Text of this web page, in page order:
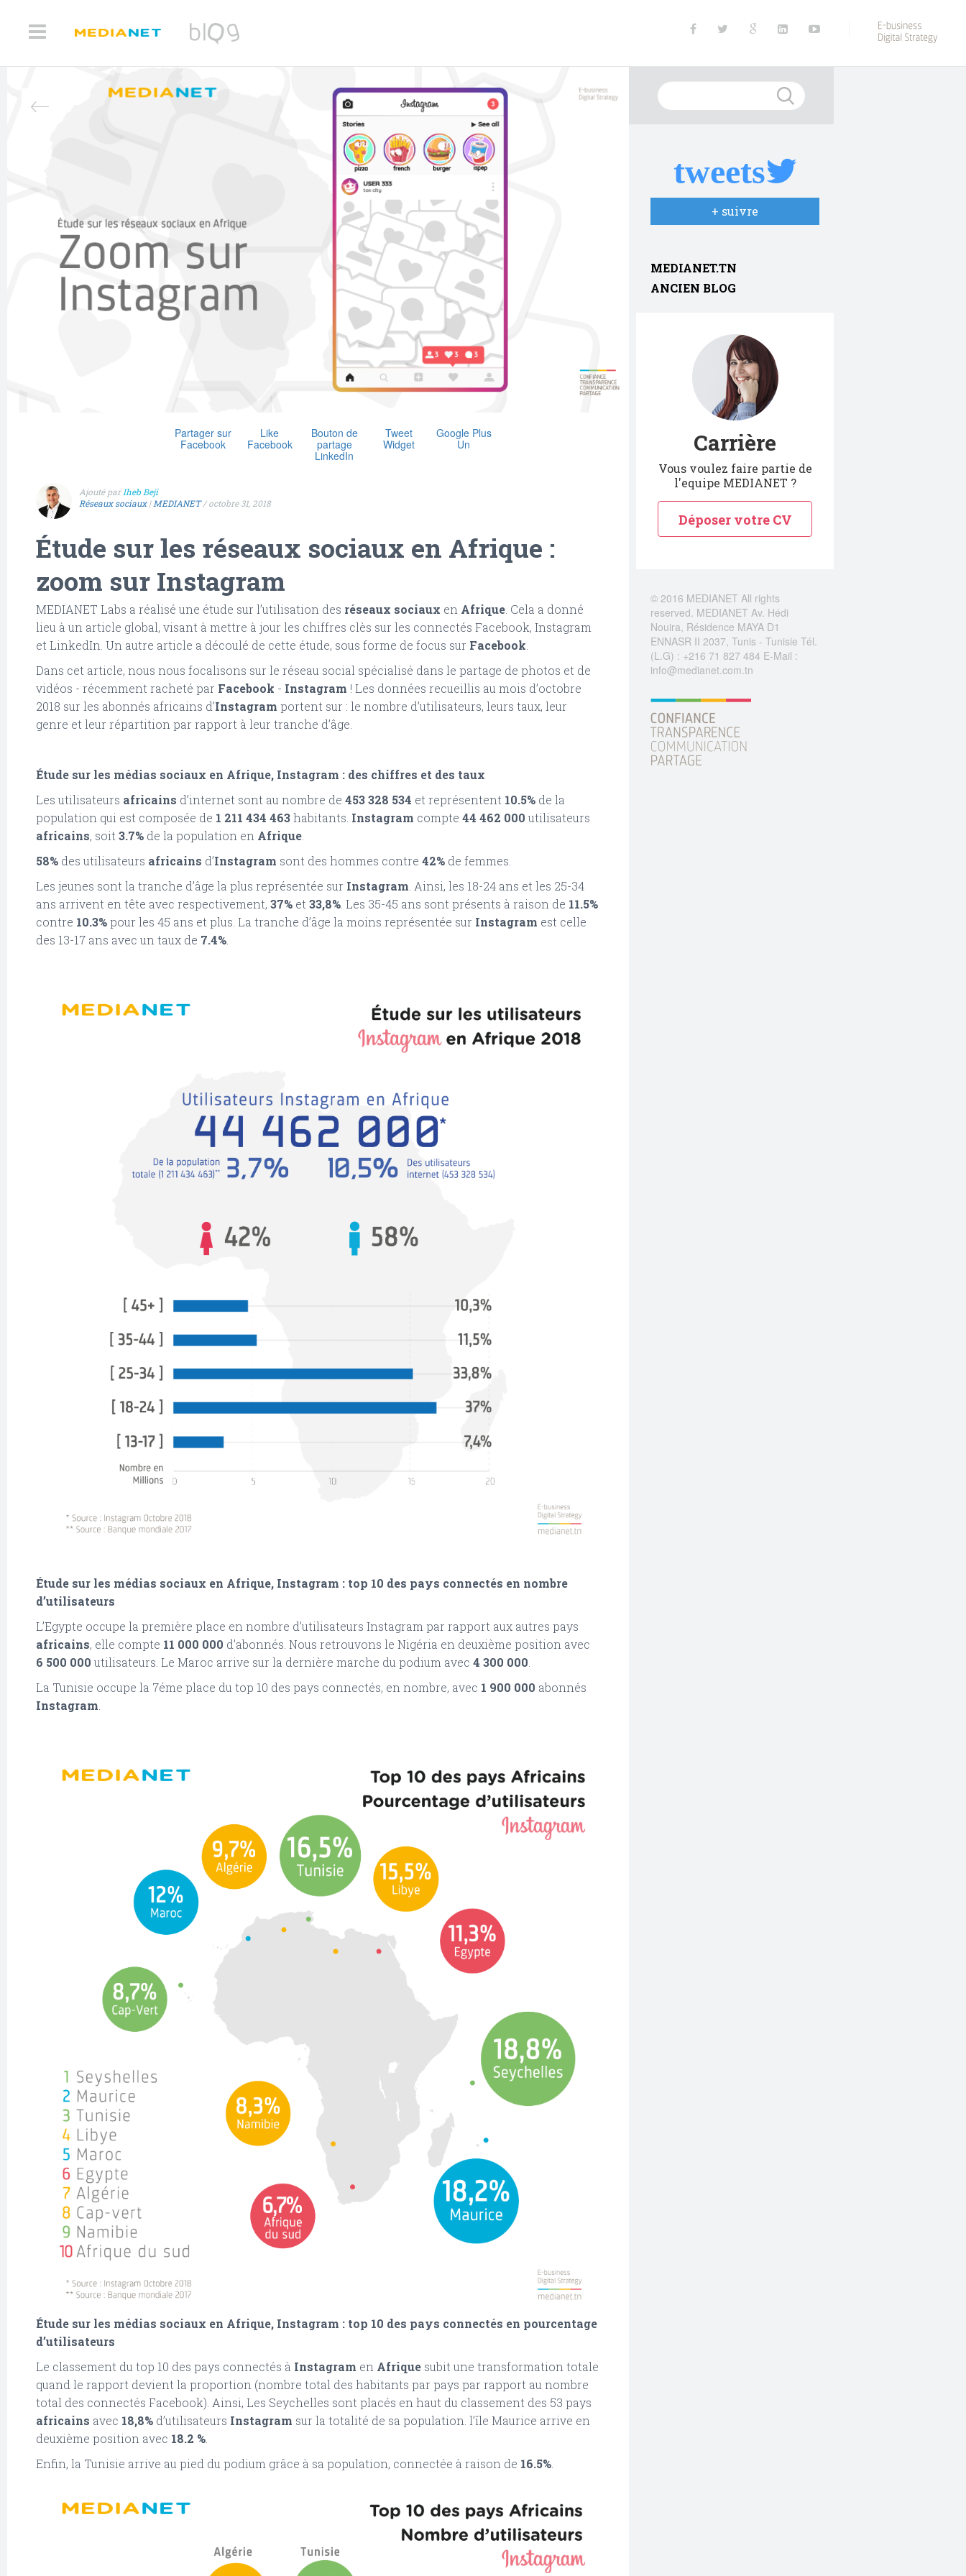
Partager sur
Facebook
Like
Facebook
Bouton de
partage
LinkedIn
Tweet
Widget
Google Plus
Un
Ajouté par Iheb Beji
Réseaux sociaux| MEDIANET/ octobre 31, 2018
Étude sur les réseaux sociaux en Afrique :
zoom sur Instagram
MEDIANET Labs a réalisé une étude sur l’utilisation des réseaux sociaux en Afrique . Cela a donné
lieu à un article global, visant à mettre à jour les chiffres clès sur les connectés Facebook, Instagram
et LinkedIn. Un autre article a découlé de cette étude, sous forme de focus sur Facebook
Dans cet article, nous nous focalisons sur le réseau social spécialisé dans le partage de photos et de
vidéos - récemment racheté par Facebook - Instagram ! Les données recueillis au mois d’octobre
2018 sur les abonnés africains d’Instagram portent sur : le nombre d’utilisateurs, leurs taux, leur
genre et leur répartition par rapport à leur tranche d’âge.
Étude sur les médias sociaux en Afrique, Instagram : des chiffres et des taux
Les utilisateurs africains d’internet sont au nombre de 453 328 534 et représentent 10.5% de la
population qui est composée de 1 211 434 463habitants. Instagram compte 44 462 000 utilisateurs
africains, soit 3.7% de la population en Afrique
58% des utilisateurs africains d’Instagram sont des hommes contre 42% de femmes.
Les jeunes sont la tranche d’âge la plus représentée sur Instagram . Ainsi, les 18-24 ans et les 25-34
ans arrivent en tête avec respectivement, 37% et 33,8% . Les 35-45 ans sont présents à raison de 11.5%
contre 10.3%pour les 45 ans et plus. La tranche d’âge la moins représentée sur Instagram est celle
des 13-17 ans avec un taux de 7.4%
Étude sur les médias sociaux en Afrique, Instagram : top 10 des pays connectés en nombre
d’utilisateurs
L’Egypte occupe la première place en nombre d’utilisateurs Instagram par rapport aux autres pays
africains, elle compte 11 000 000 d’abonnés. Nous retrouvons le Nigéria en deuxième position avec
6 500 000 utilisateurs. Le Maroc arrive sur la dernière marche du podium avec 4 300 000
La Tunisie occupe la 7éme place du top 10 des pays connectés, en nombre, avec 1 900 000 abonnés
Instagram
Étude sur les médias sociaux en Afrique, Instagram : top 10 des pays connectés en pourcentage
d’utilisateurs
Le classement du top 10 des pays connectés à Instagram en Afrique subit une transformation totale
quand le rapport devient la proportion (nombre total des habitants par pays par rapport au nombre
total des connectés Facebook). Ainsi, Les Seychelles sont placés en haut du classement des 53 pays
africains avec 18,8% d’utilisateurs Instagram sur la totalité de sa population. l’île Maurice arrive en
deuxième position avec 18.2 %
Enfin, la Tunisie arrive au pied du podium grâce à sa population, connectée à raison de 16.5%
tweets
+ suivre
MEDIANET.TN
ANCIEN BLOG
Carrière
Vous voulez faire partie de
l'equipe MEDIANET ?
Déposer votre CV
© 2016 MEDIANET All rights
reserved. MEDIANET Av. Hédi
Nouira, Résidence MAYA D1
ENNASR II 2037, Tunis - Tunisie Tél.
(L.G) : +216 71 827 484 E-Mail :
info@medianet.com.tn